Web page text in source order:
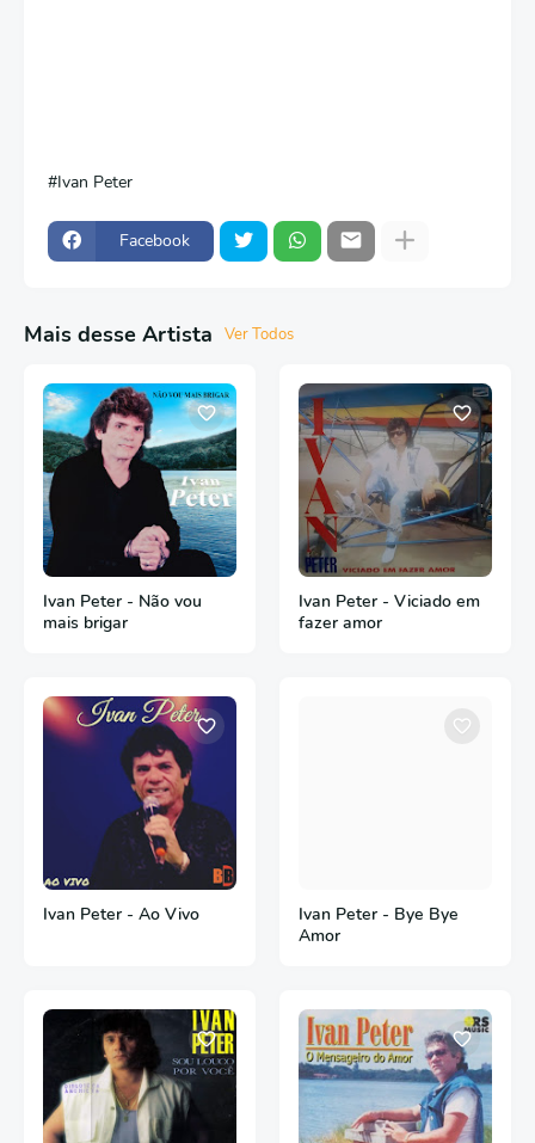
Ivan Peter
Facebook
Mais desse Artista Ver Todos
Ivan Peter - Não vou
mais brigar
Ivan Peter - Viciado em
fazer amor
Ivan Peter - Ao Vivo
Ivan Peter - Bye Bye
Amor